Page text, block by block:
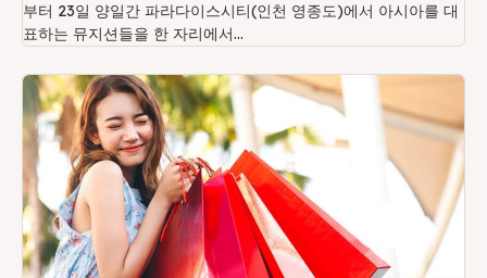
부터 23일 양일간 파라다이스시티(인천 영종도)에서 아시아를 대
표하는 뮤지션들을 한 자리에서...